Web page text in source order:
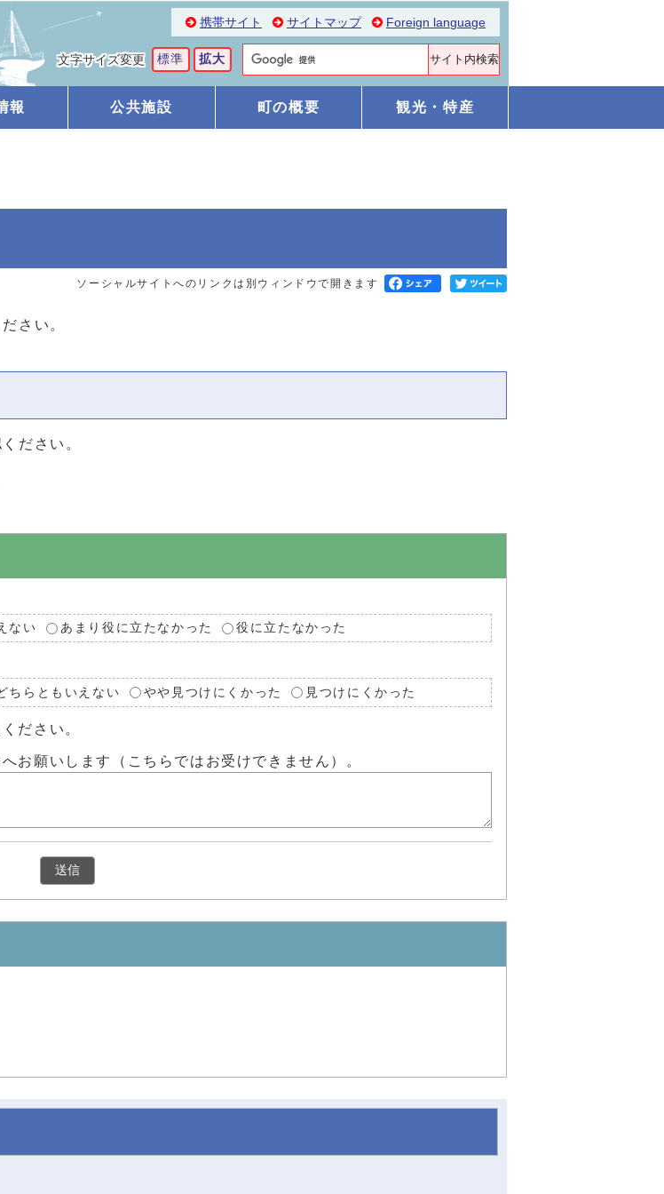
携帯サイト サイトマップ Foreign language
文字サイズ変更 標準 拡大
報 公共施設 町の概要 観光・特産
ソーシャルサイトへのリンクは別ウィンドウで開きます
さい。
ださい。
ない あまり役に立たなかった 役に立たなかった
ちらともいえない やや見つけにくかった 見つけにくかった
ださい。
お願いします（こちらではお受けできません）。